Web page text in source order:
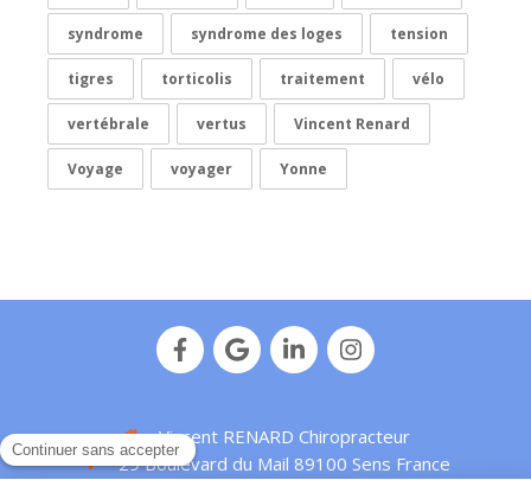
syndrome syndrome des loges tension
tigres torticolis traitement vélo
vertébrale vertus Vincent Renard
Voyage voyager Yonne
Vincent RENARD Chiropracteur
29 Boulevard du Mail 89100 Sens France